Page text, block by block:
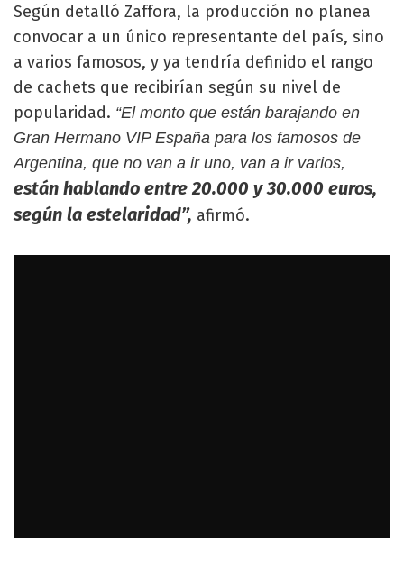
Según detalló Zaffora, la producción no planea
convocar a un único representante del país, sino
a varios famosos, y ya tendría definido el rango
de cachets que recibirían según su nivel de
popularidad. “El monto que están barajando en
Gran Hermano VIP España para los famosos de
Argentina, que no van a ir uno, van a ir varios,
están hablando entre 20.000 y 30.000 euros,
según la estelaridad”, afirmó.